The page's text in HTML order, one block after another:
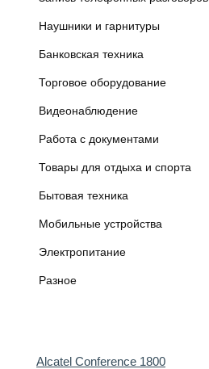
Наушники и гарнитуры
Банковская техника
Торговое оборудование
Видеонаблюдение
Работа с документами
Товары для отдыха и спорта
Бытовая техника
Мобильные устройства
Электропитание
Разное
Alcatel Conference 1800